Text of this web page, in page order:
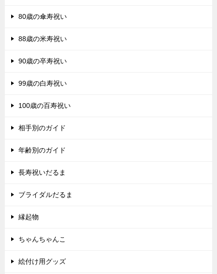
80歳の傘寿祝い
88歳の米寿祝い
90歳の卒寿祝い
99歳の白寿祝い
100歳の百寿祝い
相手別のガイド
年齢別のガイド
長寿祝いだるま
ブライダルだるま
縁起物
ちゃんちゃんこ
絵付け用グッズ